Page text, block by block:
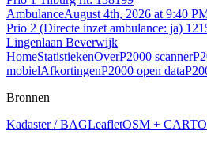
AmbulanceAugust 4th, 2026 at 9:40
Prio 2 (Directe inzet ambulance: ja)
Lingenlaan Beverwijk
HomeStatistiekenOverP2000 scanner
mobielAfkortingenP2000 open data
Bronnen
Kadaster / BAGLeafletOSM + CARTO